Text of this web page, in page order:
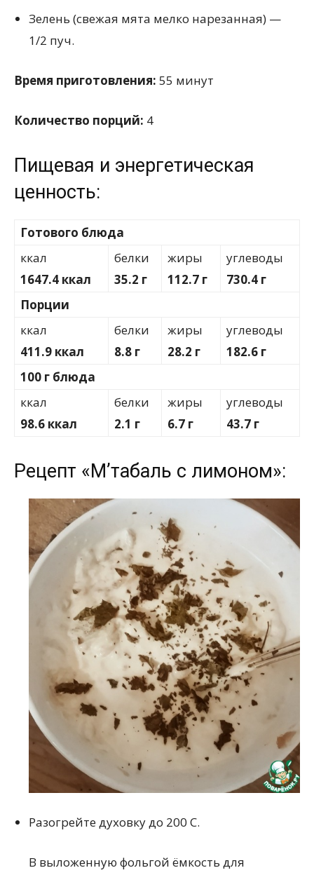
Зелень (свежая мята мелко нарезанная) —
1/2 пуч.
Время приготовления: 55 минут
Количество порций: 4
Пищевая и энергетическая
ценность:
Готового блюда
ккал
1647.4 ккал
белки
35.2 г
жиры
112.7 г
углеводы
730.4 г
Порции
ккал
411.9 ккал
белки
8.8 г
жиры
28.2 г
углеводы
182.6 г
100 г блюда
ккал
98.6 ккал
белки
2.1 г
жиры
6.7 г
углеводы
43.7 г
Рецепт «М’табаль с лимоном»:
Разогрейте духовку до 200 С.
В выложенную фольгой ёмкость для